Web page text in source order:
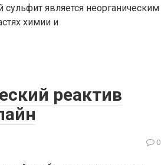
сульфит является неорганическим
химии и
реактив
0